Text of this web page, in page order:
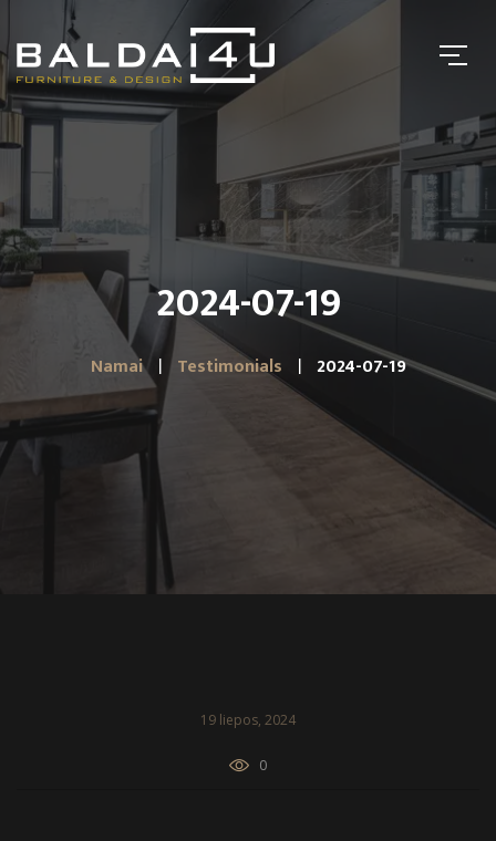
2024-07-19
Namai Testimonials 2024-07-19
19 liepos, 2024
0